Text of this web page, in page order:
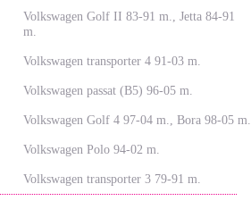
Volkswagen Golf II 83-91 m., Jetta 84-91
m.
Volkswagen transporter 4 91-03 m.
Volkswagen passat (B5) 96-05 m.
Volkswagen Golf 4 97-04 m., Bora 98-05 m.
Volkswagen Polo 94-02 m.
Volkswagen transporter 3 79-91 m.